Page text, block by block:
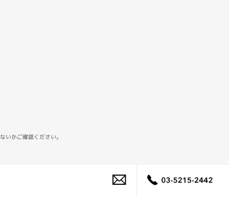
かご確認ください。